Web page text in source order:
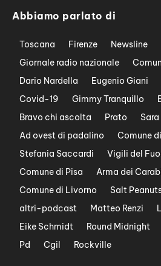
Abbiamo parlato di
Toscana Firenze Newsline
Giornale radio nazionale
Dario Nardella
Eugenio Giani
Covid-19
Gimmy Tranquillo
Bravo chi ascolta
Prato
Ad ovest di padalino
Comune
Stefania Saccardi
Vigili del
Comune di Pisa
Arma dei
Comune di Livorno
Salt
altri-podcast
Matteo Renzi
Eike Schmidt
Round Midnight
Pd
Cgil Rockville